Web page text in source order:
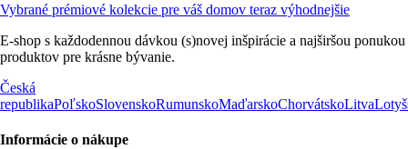
Vybrané prémiové kolekcie pre váš domov teraz výhodnejšie
E-shop s každodennou dávkou (s)novej inšpirácie a najširšou ponukou
produktov pre krásne bývanie.
Česká
republikaPoľskoSlovenskoRumunskoMaďarskoChorvátskoLitva
Informácie o nákupe